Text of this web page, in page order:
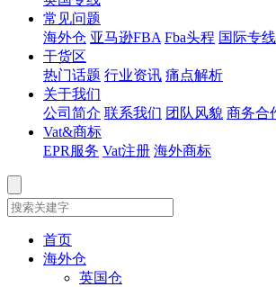
常见问题
海外仓 亚马逊FBA Fba头程 国际专线
干货区
热门话题 行业资讯 痛点解析
关于我们
公司简介 联系我们 团队风貌 商务合
Vat&商标
EPR服务 Vat注册 海外商标
首页
海外仓
英国仓